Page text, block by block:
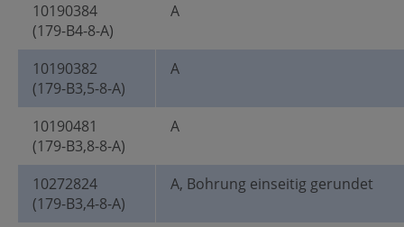
10190384
(179-B4-8-A)
A
10190382
(179-B3,5-8-A)
A
10190481
(179-B3,8-8-A)
A
10272824
(179-B3,4-8-A)
A, Bohrung einseitig gerundet